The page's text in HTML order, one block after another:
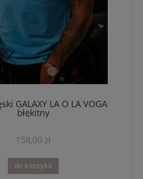
GALAXY LA O LA VOGA
błękitny
158,00 zł
do koszyka